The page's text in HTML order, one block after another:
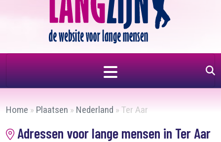
Home » Plaatsen » Nederland » Ter Aar
Adressen voor lange mensen in Ter Aar